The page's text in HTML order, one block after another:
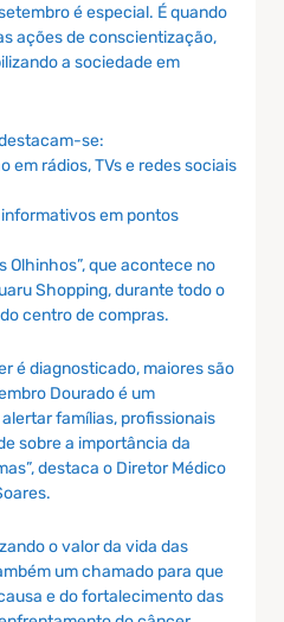
é especial. É quando
ações de conscientização,
a sociedade em
se:
em rádios, TVs e redes sociais
em pontos
Olhinhos”, que acontece no
Shopping, durante todo o
centro de compras.
é diagnosticado, maiores são
Dourado é um
famílias, profissionais
sobre a importância da
destaca o Diretor Médico
o valor da vida das
um chamado para que
e do fortalecimento das